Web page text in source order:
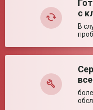
Шум, не более
70 дБ
Электропитание
30/
Ключевые
Особенности
с
В